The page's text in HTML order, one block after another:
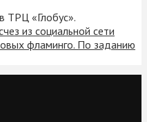
ТРЦ «Глобус».
из социальной сети
фламинго. По заданию